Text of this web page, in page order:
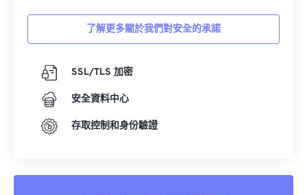
了解更多關於我們對安全的承諾
SSL/TLS 加密
安全資料中心
存取控制和身份驗證